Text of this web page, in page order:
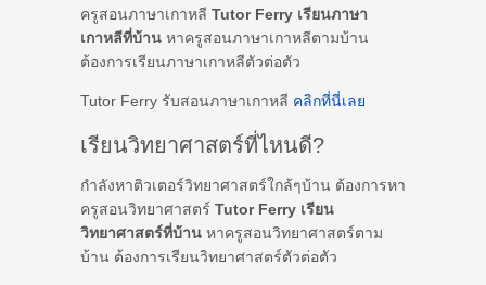
ครูสอนภาษาเกาหลี Tutor Ferry เรียนภาษา
เกาหลีที่บ้าน หาครูสอนภาษาเกาหลีตามบ้าน
ต้องการเรียนภาษาเกาหลีตัวต่อตัว
Tutor Ferry รับสอนภาษาเกาหลี คลิกที่นี่เลย
เรียนวิทยาศาสตร์ที่ไหนดี?
กำลังหาติวเตอร์วิทยาศาสตร์ใกล้ๆบ้าน ต้องการหา
ครูสอนวิทยาศาสตร์ Tutor Ferry เรียน
วิทยาศาสตร์ที่บ้าน หาครูสอนวิทยาศาสตร์ตาม
บ้าน ต้องการเรียนวิทยาศาสตร์ตัวต่อตัว